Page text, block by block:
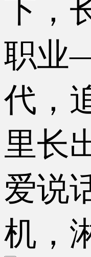
下，
职
代，
里长
爱说
机，